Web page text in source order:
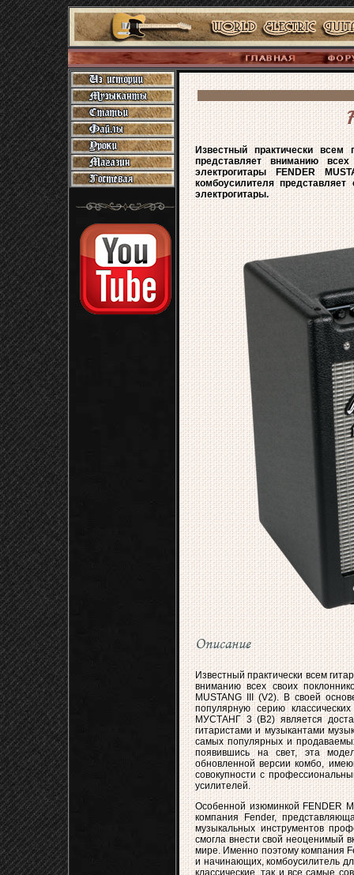
Известный практически
представляет вниманию
электрогитары FENDER
комбоусилителя
электрогитары.
Описание
Известный практически всем
вниманию всех своих
MUSTANG III (V2). В своей
популярную серию
МУСТАНГ 3 (В2) является
гитаристами и музыкантами
самых популярных и
появившись на свет, эта
обновленной версии комбо,
совокупности с
усилителей.
Особенной изюминкой FENDER
компания Fender,
музыкальных инструментов
смогла внести свой неоценимый
мире. Именно поэтому компания
и начинающих, комбоусилитель
классические, так и все самые